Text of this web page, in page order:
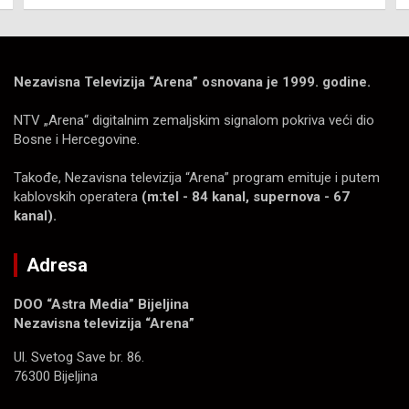
Nezavisna Televizija “Arena” osnovana je 1999. godine.
NTV „Arena“ digitalnim zemaljskim signalom pokriva veći dio
Bosne i Hercegovine.
Takođe, Nezavisna televizija “Arena” program emituje i putem
kablovskih operatera (m:tel - 84 kanal, supernova - 67
kanal).
Adresa
DOO “Astra Media” Bijeljina
Nezavisna televizija “Arena”
Ul. Svetog Save br. 86.
76300 Bijeljina